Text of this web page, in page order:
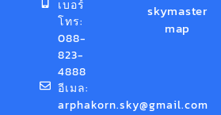
เบอร์
โทร:
088-
823-
4888
อีเมล:
arphakorn.sky@gmail.com